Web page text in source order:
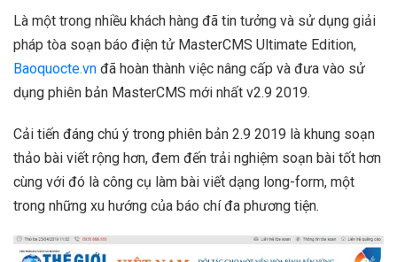
Là một trong nhiều khách hàng đã tin tưởng và sử dụng giải
pháp tòa soạn báo điện tử MasterCMS Ultimate Edition,
Baoquocte.vn đã hoàn thành việc nâng cấp và đưa vào sử
dụng phiên bản MasterCMS mới nhất v2.9 2019.
Cải tiến đáng chú ý trong phiên bản 2.9 2019 là khung soạn
thảo bài viết rộng hơn, đem đến trải nghiệm soạn bài tốt hơn
cùng với đó là công cụ làm bài viết dạng long-form, một
trong những xu hướng của báo chí đa phương tiện.